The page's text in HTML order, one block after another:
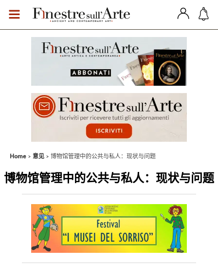
Home 意见 博物馆管理中的公共与私人：现状与问题
博物馆管理中的公共与私人：现状与问题